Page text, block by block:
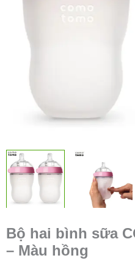
Bộ hai bình sữa
– Màu hồng